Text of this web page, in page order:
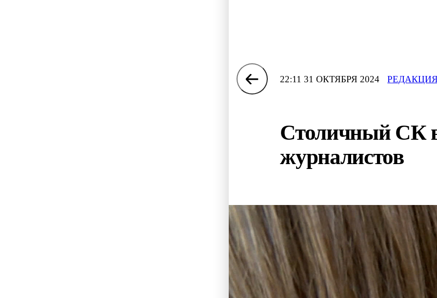
22:11 31 ОКТЯБРЯ 2024
Столичный СК
журналистов